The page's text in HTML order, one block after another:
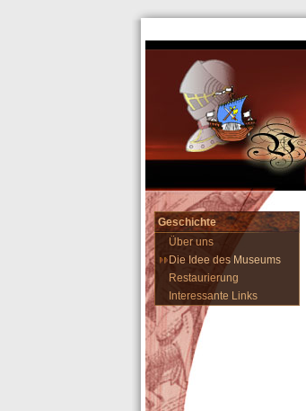
Geschichte
Über uns
Die Idee des Museums
Restaurierung
Interessante Links